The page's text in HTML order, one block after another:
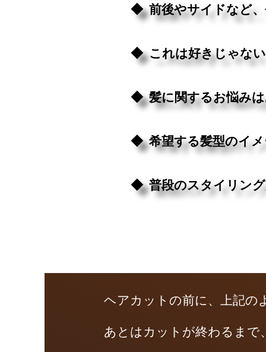
◆ 前後やサイドなど
◆ これは好きじゃな
◆ 髪に関するお悩み
◆ 希望する髪型のイ
◆ 普段のスタイリン
ヘアカットの前に、上記の
あとはカットが終わるまで